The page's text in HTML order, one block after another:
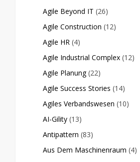
Agile Beyond IT (26)
Agile Construction (12)
Agile HR (4)
Agile Industrial Complex (12)
Agile Planung (22)
Agile Success Stories (14)
Agiles Verbandswesen (10)
AI-Gility (13)
Antipattern (83)
Aus Dem Maschinenraum (4)